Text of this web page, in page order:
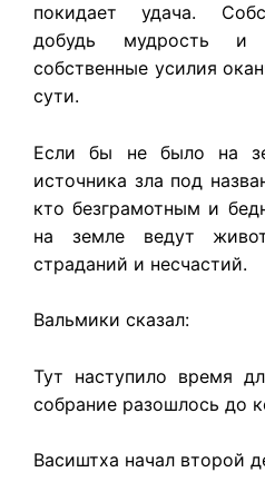
покидает удача.
добудь мудрость
собственные усилия
сути.
Если бы не было на
источника зла под
кто безграмотным и
на земле ведут
страданий и несчастий.
Вальмики сказал:
Тут наступило время
собрание разошлось до
Васиштха начал второй